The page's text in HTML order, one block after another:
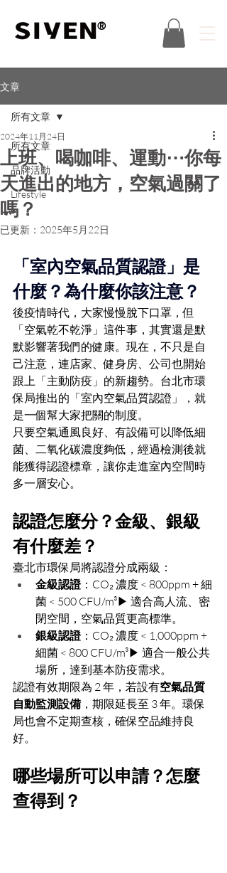
®
文章
所有文章
品牌活動
Lifestyle
所有文章
上班、喝咖啡、運動⋯你每
天進出的地方，空氣過關了
嗎？
2024年11月24日
已更新： 2025年5月22日
「室內空氣品質認證」是
什麼？為什麼你該注意？
後疫情時代，大家慢慢脫下口罩，但
「空氣乾不乾淨」這件事，其實還是默
默影響著我們的健康。現在，不只是自
己注意，連店家、健身房、公司也開始
跟上「主動防疫」的新趨勢。台北市環
保局推出的「室內空氣品質認證」，就
是一個幫大家把關的制度。
只要空氣通風良好、有設備可以降低細
菌、二氧化碳濃度夠低，經過檢測後就
能獲得認證標章，讓你走進室內空間時
多一層安心。
認證怎麼分？金級、銀級
有什麼差？
臺北市環保局將認證分成兩級：
金級認證：CO₂ 濃度 < 800ppm + 細
菌 < 500 CFU/m³▶︎ 適合高人流、密
閉空間，空氣品質更高標準。
銀級認證：CO₂ 濃度 < 1,000ppm +
細菌 < 800 CFU/m³▶︎ 適合一般公共
場所，達到基本防疫需求。
認證有效期限為 2 年，若設有空氣品質
自動監測設備 ，期限延長至 3 年。環保
局也會不定期查核，確保空品維持良
好。
哪些場所可以申請？怎麼
查得到？